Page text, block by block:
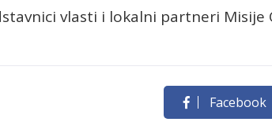
vlasti i lokalni partneri Misije
Facebook